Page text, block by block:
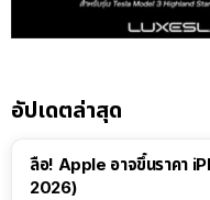
อัปเดตล่าสุด
ลือ! Apple อาจขึ้นราคา
2026)